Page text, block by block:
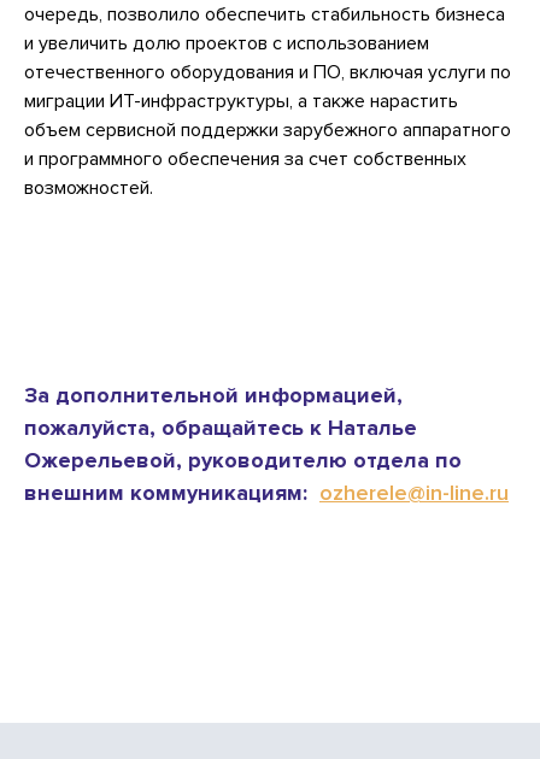
очередь, позволило обеспечить стабильность бизнеса
и увеличить долю проектов с использованием
отечественного оборудования и ПО, включая услуги по
миграции ИТ-инфраструктуры, а также нарастить
объем сервисной поддержки зарубежного аппаратного
и программного обеспечения за счет собственных
возможностей.
За дополнительной информацией,
пожалуйста, обращайтесь к Наталье
Ожерельевой, руководителю отдела по
внешним коммуникациям: ozherele@in-line.ru